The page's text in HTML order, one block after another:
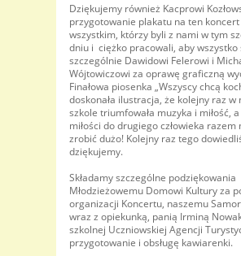
Dziękujemy również Kacprowi
przygotowanie plakatu na ten
wszystkim, którzy byli z nami w tym
dniu i ciężko pracowali, aby wszystko
szczególnie Dawidowi Felerowi i
Wójtowiczowi za oprawę graficzną
Finałowa piosenka „Wszyscy chcą
doskonała ilustracja, że kolejny raz w
szkole triumfowała muzyka i miłość,
miłości do drugiego człowieka razem
zrobić dużo! Kolejny raz tego
dziękujemy.
Składamy szczególne podziękowania
Młodzieżowemu Domowi Kultury za
organizacji Koncertu, naszemu
wraz z opiekunką, panią Irminą
szkolnej Uczniowskiej Agencji
przygotowanie i obsługę kawiarenki.